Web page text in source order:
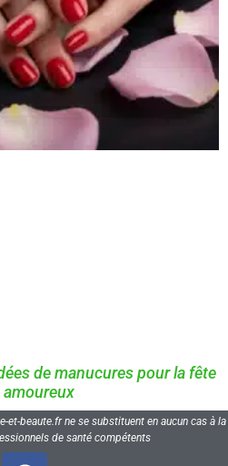
de manucures pour la fête
amoureux
beaute.fr ne se substituent en aucun cas à la
de santé compétents